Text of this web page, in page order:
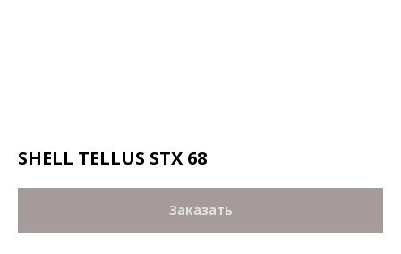
SHELL TELLUS STX 68
Заказать